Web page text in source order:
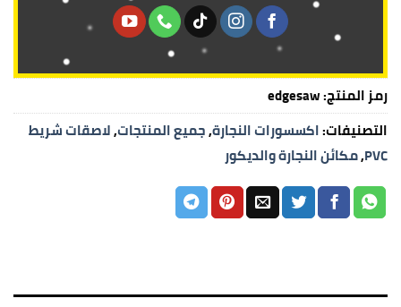
رمز المنتج:edgesaw
التصنيفات:اكسسورات النجارة,جميع المنتجات,لاصقات شريط
PVC
,مكائن النجارة والديكور